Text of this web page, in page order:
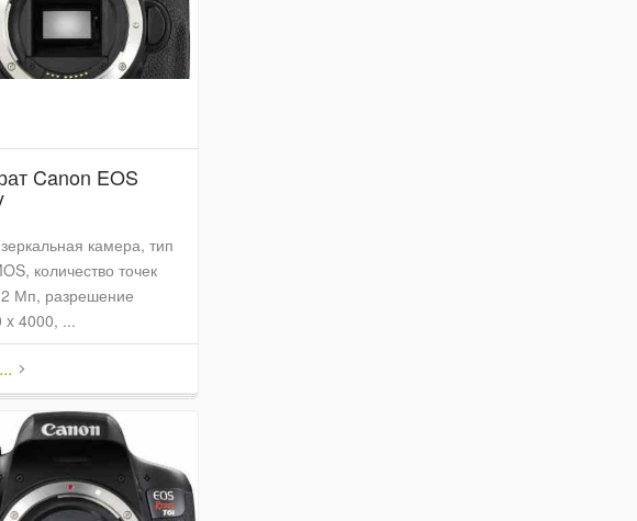
Canon EOS
камера, тип
количество точек
Мп, разрешение
x 4000, ...